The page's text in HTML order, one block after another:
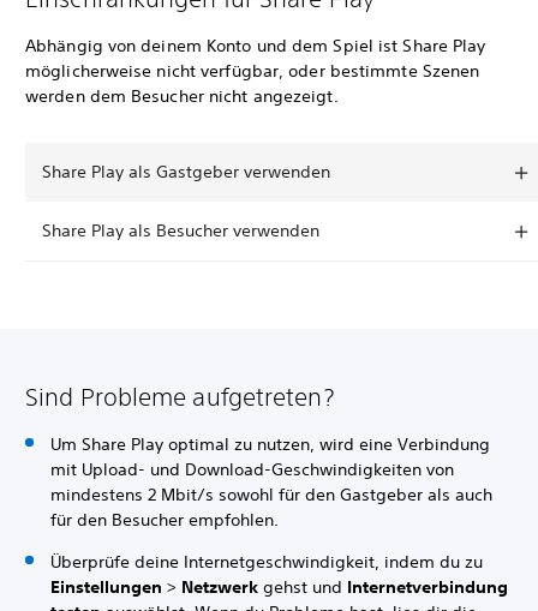
Abhängig von deinem Konto und dem Spiel ist Share Play
möglicherweise nicht verfügbar, oder bestimmte Szenen
werden dem Besucher nicht angezeigt.
Share Play als Gastgeber verwenden
Share Play als Besucher verwenden
Sind Probleme aufgetreten?
Um Share Play optimal zu nutzen, wird eine Verbindung
mit Upload- und Download-Geschwindigkeiten von
mindestens 2 Mbit/s sowohl für den Gastgeber als auch
für den Besucher empfohlen.
Überprüfe deine Internetgeschwindigkeit, indem du zu
Einstellungen > Netzwerk gehst und Internetverbindung